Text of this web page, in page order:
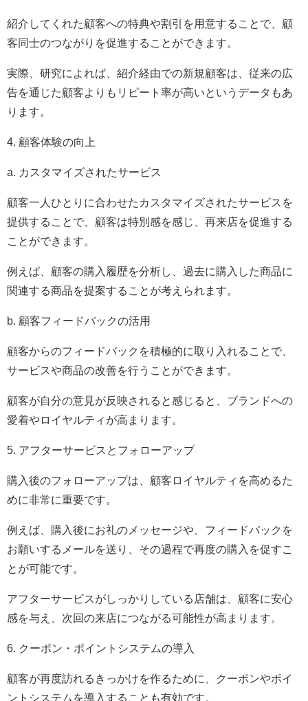
紹介してくれた顧客への特典や割引を用意することで、顧
客同士のつながりを促進することができます。
実際、研究によれば、紹介経由での新規顧客は、従来の広
告を通じた顧客よりもリピート率が高いというデータもあ
ります。
4. 顧客体験の向上
a. カスタマイズされたサービス
顧客一人ひとりに合わせたカスタマイズされたサービスを
提供することで、顧客は特別感を感じ、再来店を促進する
ことができます。
例えば、顧客の購入履歴を分析し、過去に購入した商品に
関連する商品を提案することが考えられます。
b. 顧客フィードバックの活用
顧客からのフィードバックを積極的に取り入れることで、
サービスや商品の改善を行うことができます。
顧客が自分の意見が反映されると感じると、ブランドへの
愛着やロイヤルティが高まります。
5. アフターサービスとフォローアップ
購入後のフォローアップは、顧客ロイヤルティを高めるた
めに非常に重要です。
例えば、購入後にお礼のメッセージや、フィードバックを
お願いするメールを送り、その過程で再度の購入を促すこ
とが可能です。
アフターサービスがしっかりしている店舗は、顧客に安心
感を与え、次回の来店につながる可能性が高まります。
6. クーポン・ポイントシステムの導入
顧客が再度訪れるきっかけを作るために、クーポンやポイ
ントシステムを導入することも有効です。